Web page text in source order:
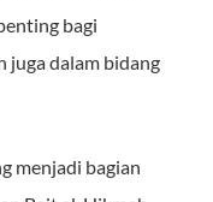
bagi
juga dalam bidang
menjadi bagian